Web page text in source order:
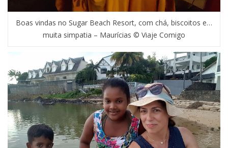
Boas vindas no Sugar Beach Resort, com chá, biscoitos e…
muita simpatia – Maurícias © Viaje Comigo